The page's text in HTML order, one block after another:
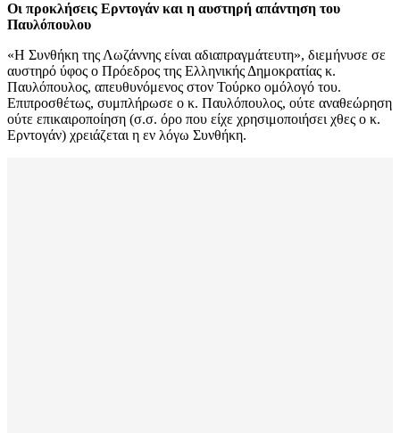
Οι προκλήσεις Ερντογάν και η αυστηρή απάντηση του
Παυλόπουλου
«Η Συνθήκη της Λωζάννης είναι αδιαπραγμάτευτη», διεμήνυσε σε
αυστηρό ύφος ο Πρόεδρος της Ελληνικής Δημοκρατίας κ.
Παυλόπουλος, απευθυνόμενος στον Τούρκο ομόλογό του.
Επιπροσθέτως, συμπλήρωσε ο κ. Παυλόπουλος, ούτε αναθεώρηση
ούτε επικαιροποίηση (σ.σ. όρο που είχε χρησιμοποιήσει χθες ο κ.
Ερντογάν) χρειάζεται η εν λόγω Συνθήκη.